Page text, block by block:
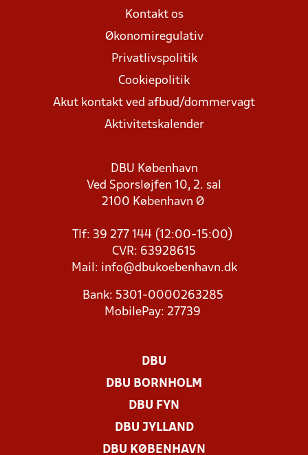
Kontakt os
Økonomiregulativ
Privatlivspolitik
Cookiepolitik
Akut kontakt ved afbud/dommervagt
Aktivitetskalender
DBU København
Ved Sporsløjfen 10, 2. sal
2100 København Ø
Tlf: 39 277 144 (12:00-15:00)
CVR: 63928615
Mail: info@dbukoebenhavn.dk
Bank: 5301-0000263285
MobilePay: 27739
DBU
DBU BORNHOLM
DBU FYN
DBU JYLLAND
DBU KØBENHAVN